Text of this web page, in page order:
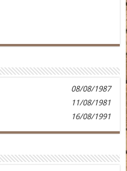
08/08/1987
11/08/1981
16/08/1991